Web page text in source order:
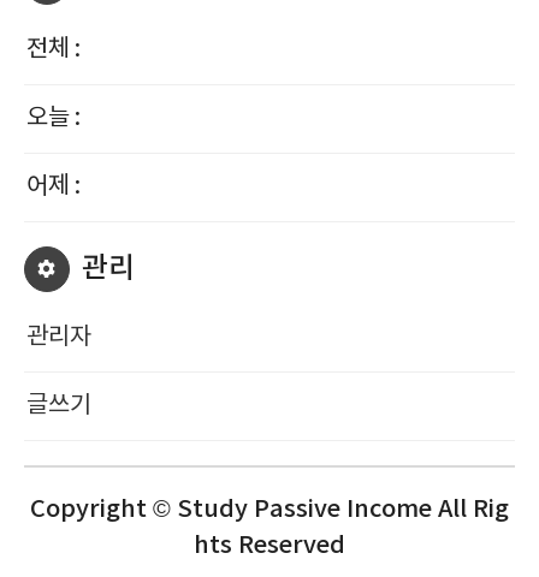
전체 :
오늘 :
어제 :
관리
관리자
글쓰기
Copyright © Study Passive Income All Rig
hts Reserved